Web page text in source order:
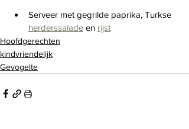
Serveer met gegrilde paprika, Turkse
herderssalade en rijst
Hoofdgerechten
kindvriendelijk
Gevogelte